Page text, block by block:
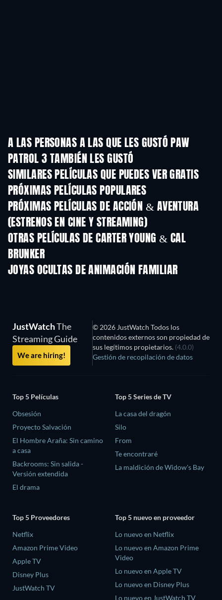
A LAS PERSONAS A LAS QUE LES GUSTÓ PAW
PATROL 3 TAMBIÉN LES GUSTÓ
SIMILARES PELÍCULAS QUE PUEDES VER GRATIS
PRÓXIMAS PELÍCULAS POPULARES
PRÓXIMAS PELÍCULAS DE ACCIÓN & AVENTURA
(ESTRENOS EN CINE Y STREAMING)
OTRAS PELÍCULAS DE CARTER YOUNG & CAL
BRUNKER
JOYAS OCULTAS DE ANIMACIÓN FAMILIAR
JustWatchThe
Streaming Guide
We are hiring!
© 2026 JustWatch Todos los
contenidos externos son propiedad de
sus legítimos propietarios. (4.0.0)
Gestión de recopilación de datos
Top 5 Películas
Obsesión
Proyecto Salvación
El Hombre Araña: Sin camino
a casa
Backrooms: Sin salida -
Versión extendida
El drama
Top 5 Series de TV
La casa del dragón
Silo
From
Te encontraré
La maldición de Widow's Bay
Top 5 Proveedores
Netflix
Amazon Prime Video
Apple TV
Disney Plus
JustWatch TV
Top 5 nuevo en proveedor
Lo nuevo en Netflix
Lo nuevo en Amazon Prime
Video
Lo nuevo en Apple TV
Lo nuevo en Disney Plus
Lo nuevo en JustWatch TV